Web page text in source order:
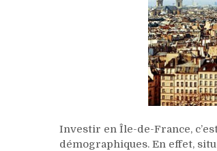
Investir en Île-de-France,
démographiques. En effet,